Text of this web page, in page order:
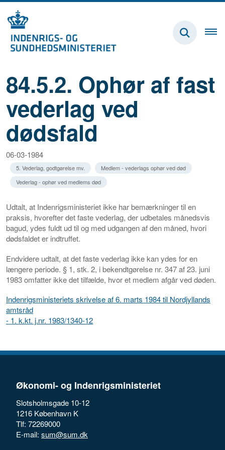
84.5.2. Ophør af fast
vederlag ved
dødsfald
06-03-1984
5. Vederlag, godtgørelse mv.
Medlem - vederlags ophør ved død
Vederlag - ophør ved medlems død
Udtalt, at Indenrigsministeriet ikke har bemærkninger til en
praksis, hvorefter det faste vederlag, der udbetales månedsvis
bagud, ydes fuldt ud til og med udgangen af den måned, hvori
dødsfaldet er indtruffet.
Endvidere udtalt, at det faste vederlag ikke kan ydes for en
længere periode. § 1, stk. 2, i bekendtgørelse nr. 347 af 23. juni
1983 omfatter ikke det tilfælde, hvor et medlem afgår ved døden.
Indenrigsministeriets skrivelse af 6. marts 1984 til Nordjyllands
amtsråd
- 1. k.kt. j.nr. 1983/1340-12
Økonomi- og Indenrigsministeriet
Slotsholmsgade 10-12
1216 København K
Tlf: 72269000
E-mail: sum@sum.dk